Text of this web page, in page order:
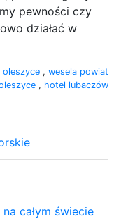
pewności czy
działać w
oleszyce , wesela powiat
, hotel lubaczów
całym świecie